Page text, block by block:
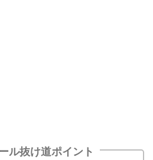
ル抜け道ポイント